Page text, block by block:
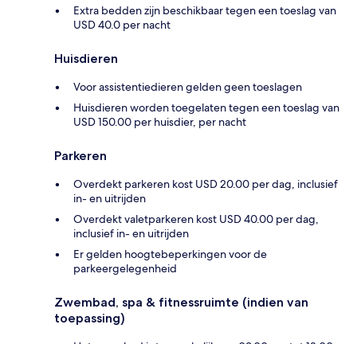
Extra bedden zijn beschikbaar tegen een toeslag van
USD 40.0 per nacht
Huisdieren
Voor assistentiedieren gelden geen toeslagen
Huisdieren worden toegelaten tegen een toeslag van
USD 150.00 per huisdier, per nacht
Parkeren
Overdekt parkeren kost USD 20.00 per dag, inclusief
in- en uitrijden
Overdekt valetparkeren kost USD 40.00 per dag,
inclusief in- en uitrijden
Er gelden hoogtebeperkingen voor de
parkeergelegenheid
Zwembad, spa & fitnessruimte (indien van
toepassing)